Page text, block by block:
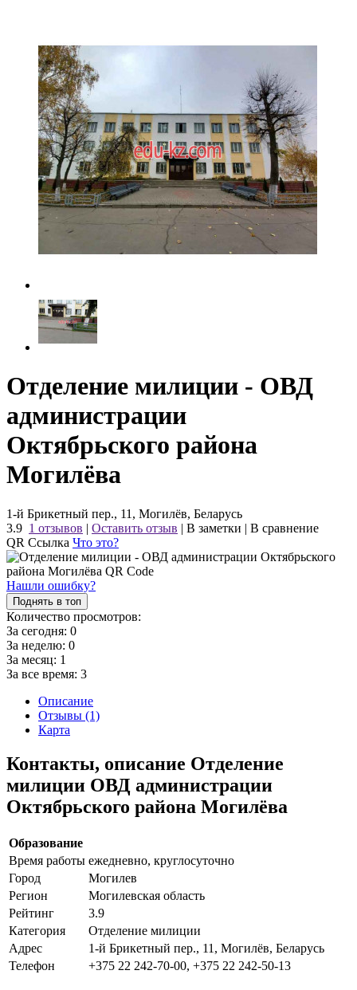
Отделение милиции - ОВД
администрации
Октябрьского района
Могилёва
1-й Брикетный пер., 11, Могилёв, Беларусь
3.9 1 отзывов | Оставить отзыв | В заметки | В сравнение
QR Ссылка Что это?
Нашли ошибку?
Поднять в топ
Количество просмотров:
За сегодня: 0
За неделю: 0
За месяц: 1
За все время: 3
Описание
Отзывы (1)
Карта
Контакты, описание Отделение
милиции ОВД администрации
Октябрьского района Могилёва
Образование
Время работы ежедневно, круглосуточно
Город
Могилев
Регион
Могилевская область
Рейтинг
3.9
Категория
Отделение милиции
Адрес
1-й Брикетный пер., 11, Могилёв, Беларусь
Телефон
+375 22 242-70-00, +375 22 242-50-13